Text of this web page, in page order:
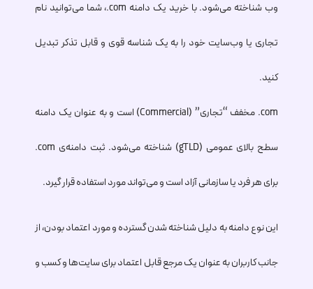
وب شناخته می‌شود. با خرید یک دامنه .com، شما می‌توانید نام
تجاری یا وب‌سایت خود را به یک شناسه قوی و قابل تذکر تبدیل
کنید.
.com مخفف “تجاری” (Commercial) است و به عنوان یک دامنه
سطح بالای عمومی (gTLD) شناخته می‌شود. ثبت دامنه‌ی .com
برای هر فرد یا سازمانی آزاد است و می‌تواند مورد استفاده قرار گیرد.
این نوع دامنه به دلیل شناخته شدن گسترده و مورد اعتماد بودن، از
جانب کاربران به عنوان یک مرجع قابل اعتماد برای سایت‌ها و کسب و